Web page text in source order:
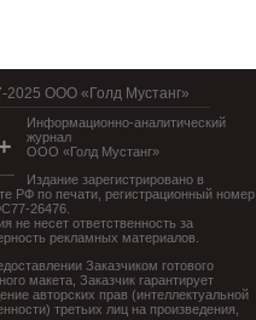
2025 OOO «Голд Мустанг»
Информационно-аналитический
журнал
ООО «Голд Мустанг»
Издание зарегистрировано в
РФ по печати, регистрационный номер
26476.
не несет ответственность за
рекламных материалов.
Заказчиком готового
макета, Заказчик гарантирует
авторских прав (интеллектуальной
третьих лиц на произведения,